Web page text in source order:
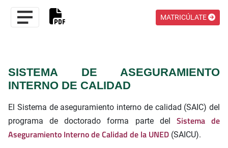
MATRICÚLATE
SISTEMA DE ASEGURAMIENTO
INTERNO DE CALIDAD
El Sistema de aseguramiento interno de calidad (SAIC) del
programa de doctorado forma parte del Sistema de
Aseguramiento Interno de Calidad de la UNED (SAICU).